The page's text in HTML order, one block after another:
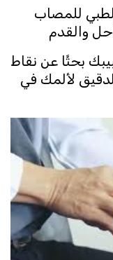
للمصاب
والقدم
بحثًا عن نقاط
لألمك في